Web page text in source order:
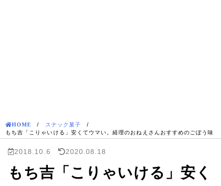
HOME / スナック菓子 /
もち吉「こりゃいける」安くてウマい。経理のおねえさんおすすめのごぼう味
2018.10.6 2020.08.18
もち吉「こりゃいける」安く